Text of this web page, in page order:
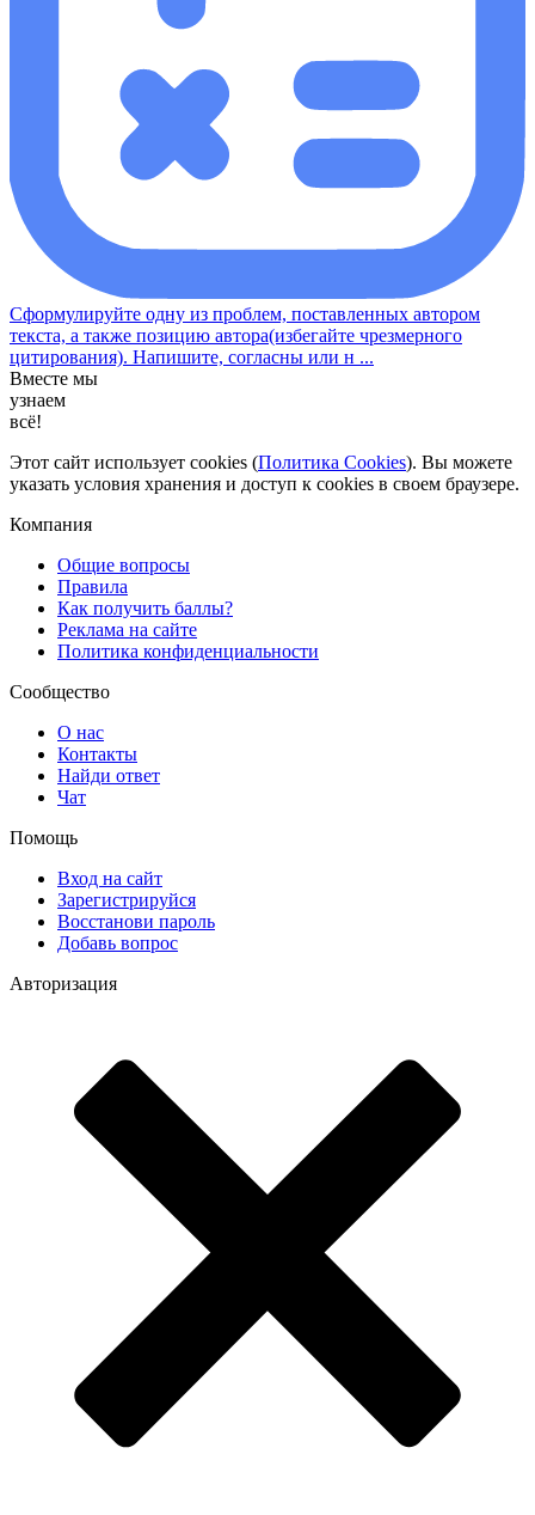
Сформулируйте одну из проблем, поставленных автором
текста, а также позицию автора(избегайте чрезмерного
цитирования). Напишите, согласны или н ...
Вместе мы
узнаем
всё!
Этот сайт использует cookies (Политика Cookies). Вы можете
указать условия хранения и доступ к cookies в своем браузере.
Компания
Общие вопросы
Правила
Как получить баллы?
Реклама на сайте
Политика конфиденциальности
Сообщество
О нас
Контакты
Найди ответ
Чат
Помощь
Вход на сайт
Зарегистрируйся
Восстанови пароль
Добавь вопрос
Авторизация